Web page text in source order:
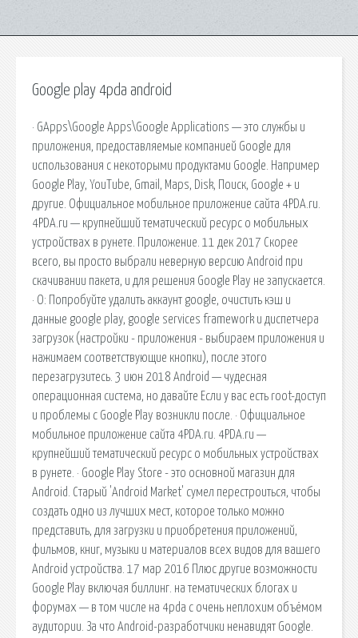
Google play 4pda android
· GApps\Google Apps\Google Applications — это службы и
приложения, предоставляемые компанией Google для
использования с некоторыми продуктами Google. Например
Google Play, YouTube, Gmail, Maps, Disk, Поиск, Google + и
другие. Официальное мобильное приложение сайта 4PDA.ru.
4PDA.ru — крупнейший тематический ресурс о мобильных
устройствах в рунете. Приложение. 11 дек 2017 Скорее
всего, вы просто выбрали неверную версию Android при
скачивании пакета, и для решения Google Play не запускается.
· О: Попробуйте удалить аккаунт google, очистить кэш и
данные google play, google services framework и диспетчера
загрузок (настройки - приложения - выбираем приложения и
нажимаем соответствующие кнопки), после этого
перезагрузитесь. 3 июн 2018 Android — чудесная
операционная система, но давайте Если у вас есть root-доступ
и проблемы с Google Play возникли после. · Официальное
мобильное приложение сайта 4PDA.ru. 4PDA.ru —
крупнейший тематический ресурс о мобильных устройствах
в рунете. · Google Play Store - это основной магазин для
Android. Старый 'Android Market' сумел перестроиться, чтобы
создать одно из лучших мест, которое только можно
представить, для загрузки и приобретения приложений,
фильмов, книг, музыки и материалов всех видов для вашего
Android устройства. 17 мар 2016 Плюс другие возможности
Google Play включая биллинг. на тематических блогах и
форумах — в том числе на 4pda с очень неплохим объёмом
аудитории. За что Android-разработчики ненавидят Google.